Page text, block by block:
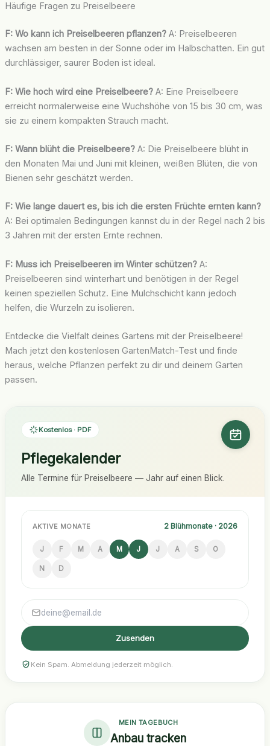
Häufige Fragen zu Preiselbeere
F: Wo kann ich Preiselbeeren pflanzen?A: Preiselbeeren
wachsen am besten in der Sonne oder im Halbschatten. Ein gut
durchlässiger, saurer Boden ist ideal.
F: Wie hoch wird eine Preiselbeere?A: Eine Preiselbeere
erreicht normalerweise eine Wuchshöhe von 15 bis 30 cm, was
sie zu einem kompakten Strauch macht.
F: Wann blüht die Preiselbeere?A: Die Preiselbeere blüht in
den Monaten Mai und Juni mit kleinen, weißen Blüten, die von
Bienen sehr geschätzt werden.
F: Wie lange dauert es, bis ich die ersten Früchte ernten kann?
A: Bei optimalen Bedingungen kannst du in der Regel nach 2 bis
3 Jahren mit der ersten Ernte rechnen.
F: Muss ich Preiselbeeren im Winter schützen?A:
Preiselbeeren sind winterhart und benötigen in der Regel
keinen speziellen Schutz. Eine Mulchschicht kann jedoch
helfen, die Wurzeln zu isolieren.
Entdecke die Vielfalt deines Gartens mit der Preiselbeere!
Mach jetzt den kostenlosen GartenMatch-Test und finde
heraus, welche Pflanzen perfekt zu dir und deinem Garten
passen.
Kostenlos · PDF
Pflegekalender
Alle Termine für Preiselbeere — Jahr auf einen Blick.
AKTIVE MONATE 2 Blühmonate · 2026
J F M A M J J A S O
N D
Zusenden
Kein Spam. Abmeldung jederzeit möglich.
MEIN TAGEBUCH
Anbau tracken